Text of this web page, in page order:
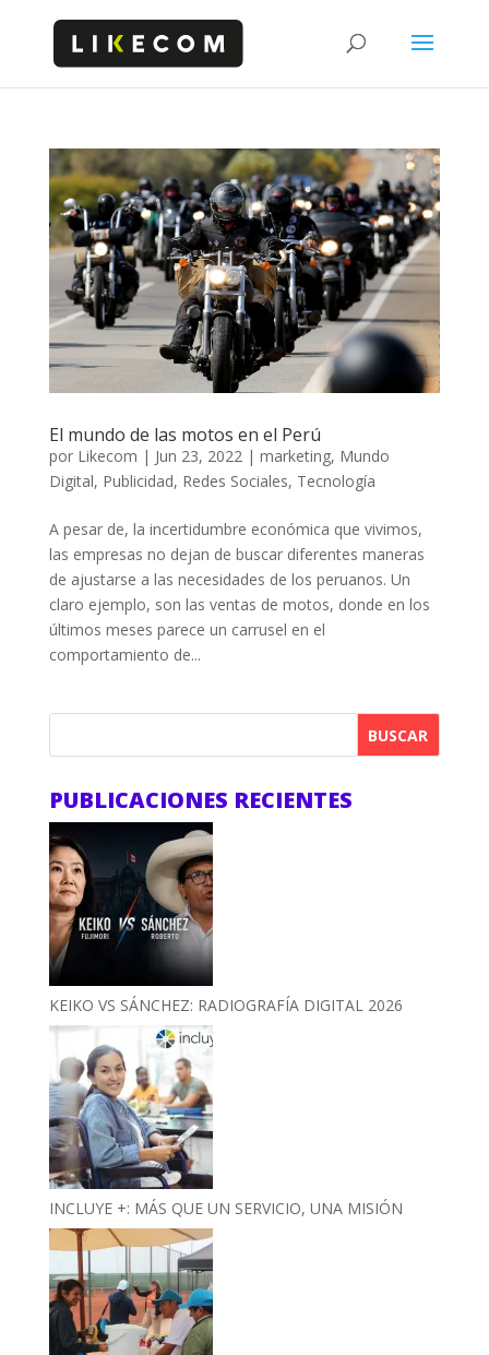
El mundo de las motos en el Perú
por Likecom | Jun 23, 2022| marketing, Mundo
Digital, Publicidad, Redes Sociales, Tecnología
A pesar de, la incertidumbre económica que vivimos,
las empresas no dejan de buscar diferentes maneras
de ajustarse a las necesidades de los peruanos. Un
claro ejemplo, son las ventas de motos, donde en los
últimos meses parece un carrusel en el
comportamiento de...
BUSCAR
PUBLICACIONES RECIENTES
KEIKO VS SÁNCHEZ: RADIOGRAFÍA DIGITAL 2026
INCLUYE +: MÁS QUE UN SERVICIO, UNA MISIÓN